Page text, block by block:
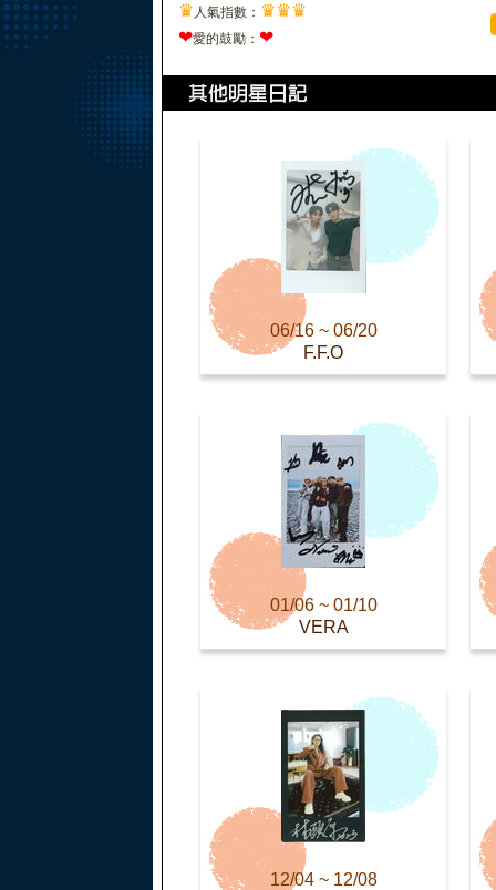
♛ 人氣指數： ♛♛♛
❤愛的鼓勵： ❤
06/16 ~ 06/20
F.F.O
01/06 ~ 01/10
VERA
12/04 ~ 12/08